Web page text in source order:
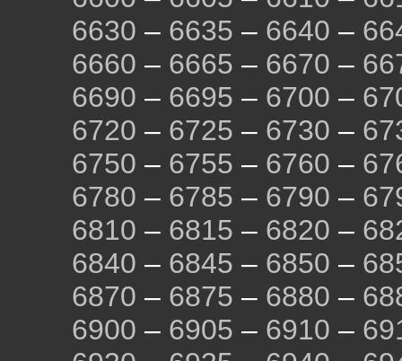
6630 – 6635 – 6640 –
6660 – 6665 – 6670 –
6690 – 6695 – 6700 –
6720 – 6725 – 6730 –
6750 – 6755 – 6760 –
6780 – 6785 – 6790 –
6810 – 6815 – 6820 –
6840 – 6845 – 6850 –
6870 – 6875 – 6880 –
6900 – 6905 – 6910 –